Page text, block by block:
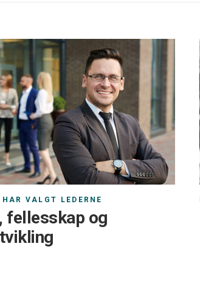
VALGT LEDERNE
fellesskap og